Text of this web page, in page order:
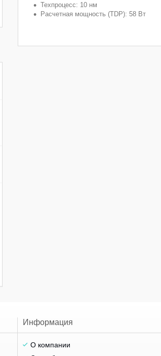
Техпроцесс: 10 нм
Расчетная мощность (TDP): 58 Вт
Информация
О компании